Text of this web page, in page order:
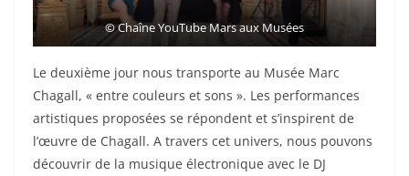
©Chaîne YouTube Mars aux Musées
Le deuxième jour nous transporte au Musée Marc
Chagall, « entre couleurs et sons ». Les performances
artistiques proposées se répondent et s’inspirent de
l’œuvre de Chagall. A travers cet univers, nous pouvons
découvrir de la musique électronique avec le DJ